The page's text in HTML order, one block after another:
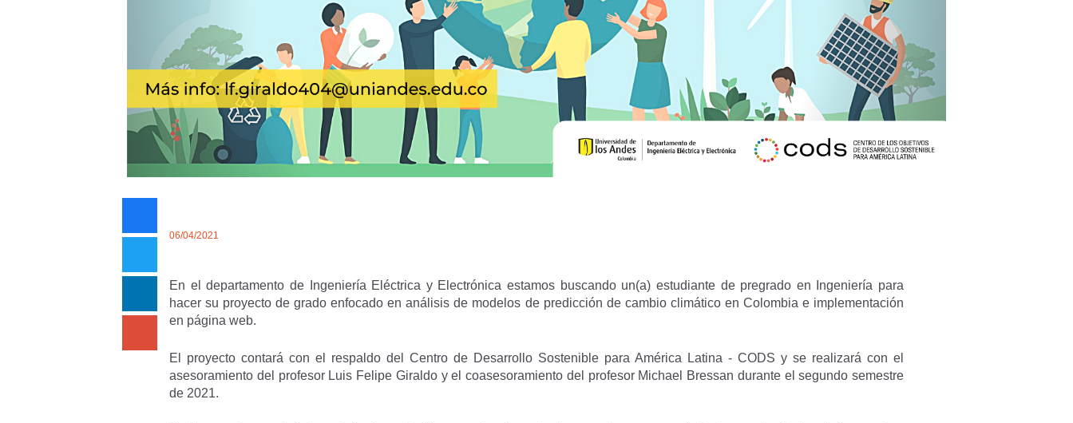
06/04/2021
En el departamento de Ingeniería Eléctrica y Electrónica estamos buscando un(a) estudiante de pregrado en Ingeniería para
hacer su proyecto de grado enfocado en análisis de modelos de predicción de cambio climático en Colombia e implementación
en página web.
El proyecto contará con el respaldo del Centro de Desarrollo Sostenible para América Latina - CODS y se realizará con el
asesoramiento del profesor Luis Felipe Giraldo y el coasesoramiento del profesor Michael Bressan durante el segundo semestre
de 2021.